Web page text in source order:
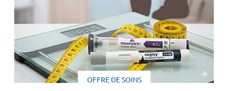
OFFRE DE SOINS